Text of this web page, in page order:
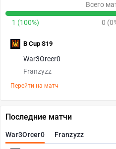
Всего
1 (100%) 0
War3Orcer0
Franzyzz
Перейти на матч
B Cup S19
Последние матчи
War3Orcer0 Franzyzz